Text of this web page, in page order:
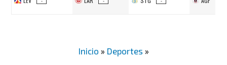
Inicio » Deportes »